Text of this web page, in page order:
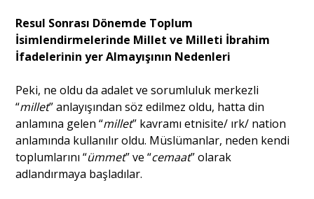
Resul Sonrası Dönemde Toplum
İsimlendirmelerinde Millet ve Milleti İbrahim
İfadelerinin yer Almayışının Nedenleri
Peki, ne oldu da adalet ve sorumluluk merkezli
“millet” anlayışından söz edilmez oldu, hatta din
anlamına gelen “millet” kavramı etnisite/ ırk/ nation
anlamında kullanılır oldu. Müslümanlar, neden kendi
toplumlarını “ümmet” ve “cemaat” olarak
adlandırmaya başladılar.